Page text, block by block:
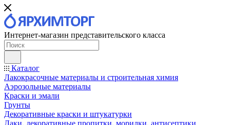
Интернет-магазин представительского класса
Каталог
Лакокрасочные материалы и строительная химия
Аэрозольные материалы
Краски и эмали
Грунты
Декоративные краски и штукатурки
Лаки, декоративные пропитки, морилки, антисептики